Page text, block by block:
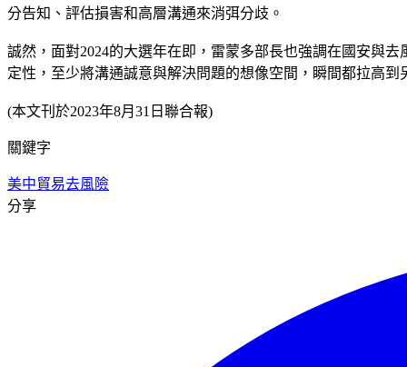
分告知、評估損害和高層溝通來消弭分歧。
誠然，面對2024的大選年在即，雷蒙多部長也強調在國安與
定性，至少將溝通誠意與解決問題的想像空間，瞬間都拉高到
(本文刊於2023年8月31日聯合報)
關鍵字
美中貿易去風險
分享